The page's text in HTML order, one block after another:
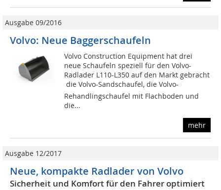
Ausgabe 09/2016
Volvo: Neue Baggerschaufeln
Volvo Construction Equipment hat drei
neue Schaufeln speziell für den Volvo-
Radlader L110-L350 auf den Markt gebracht
 die Volvo-Sandschaufel, die Volvo-
Rehandlingschaufel mit Flachboden und
die...
mehr
Ausgabe 12/2017
Neue, kompakte Radlader von Volvo
Sicherheit und Komfort für den Fahrer optimiert